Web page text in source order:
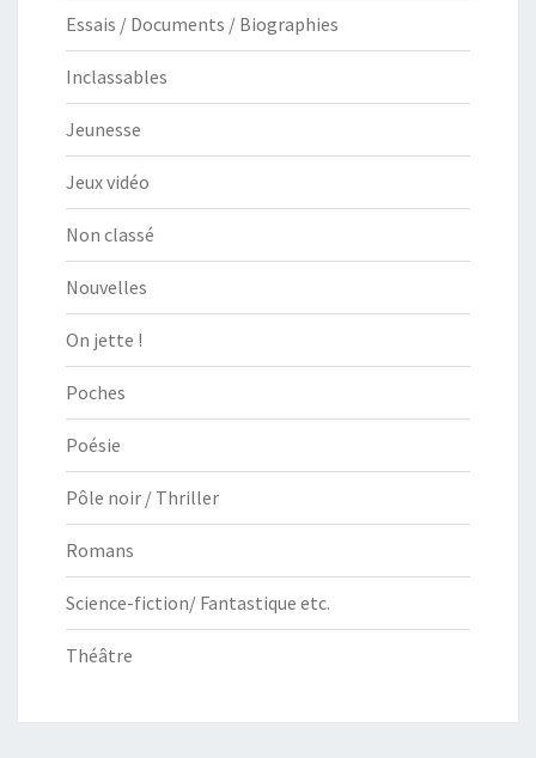
Essais / Documents / Biographies
Inclassables
Jeunesse
Jeux vidéo
Non classé
Nouvelles
On jette !
Poches
Poésie
Pôle noir / Thriller
Romans
Science-fiction/ Fantastique etc.
Théâtre